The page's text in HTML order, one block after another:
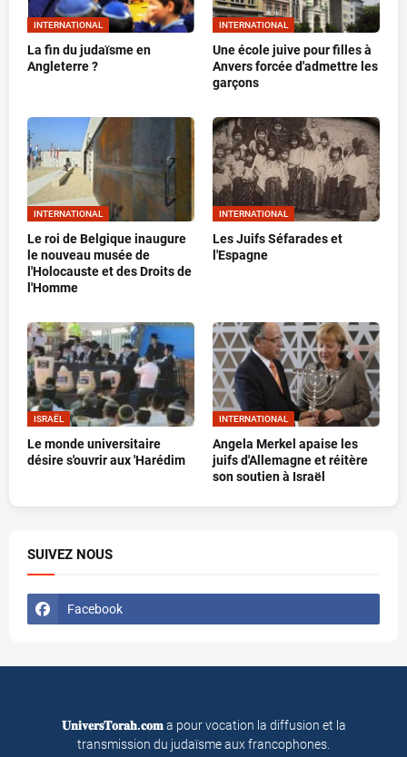
INTERNATIONAL
La fin du judaïsme en
Angleterre ?
INTERNATIONAL
Une école juive pour filles à
Anvers forcée d'admettre les
garçons
INTERNATIONAL
Le roi de Belgique inaugure
le nouveau musée de
l'Holocauste et des Droits de
l'Homme
INTERNATIONAL
Les Juifs Séfarades et
l'Espagne
ISRAËL
Le monde universitaire
désire s'ouvrir aux 'Harédim
INTERNATIONAL
Angela Merkel apaise les
juifs d'Allemagne et réitère
son soutien à Israël
SUIVEZ NOUS
Facebook
𝐔𝐧𝐢𝐯𝐞𝐫𝐬𝐓𝐨𝐫𝐚𝐡.𝐜𝐨𝐦a pour vocation la diffusion et la
transmission du judaïsme aux francophones.